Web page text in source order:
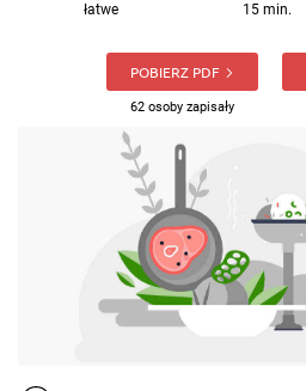
łatwe 15 min.
POBIERZ PDF
62 osoby zapisały